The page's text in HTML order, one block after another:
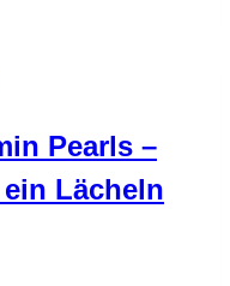
Pearls –
Lächeln